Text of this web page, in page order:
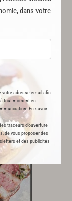
dans votre
votre adresse email afin
tout moment en
En savoir
traceurs d’ouverture
de vous proposer des
et des publicités